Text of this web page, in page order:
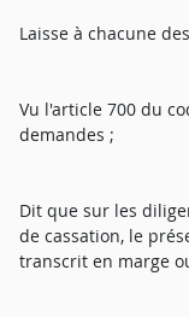
Laisse à chacune
Vu l'article 700 du
demandes ;
Dit que sur les
de cassation, le
transcrit en marge